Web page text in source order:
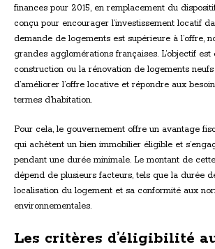
finances pour 2015, en remplacement du
conçu pour encourager l’investissement locatif
demande de logements est supérieure à l’offre,
grandes agglomérations françaises. L’objectif
construction ou la rénovation de logements
d’améliorer l’offre locative et répondre aux
termes d’habitation.
Pour cela, le gouvernement offre un avantage
qui achètent un bien immobilier éligible et
pendant une durée minimale. Le montant de
dépend de plusieurs facteurs, tels que la durée
localisation du logement et sa conformité aux
environnementales.
Les critères d’éligibilité